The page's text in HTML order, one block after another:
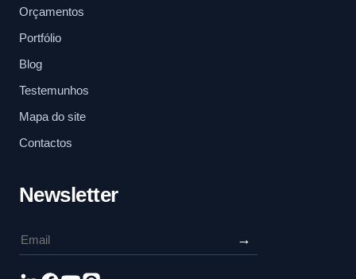
Orçamentos
Portfólio
Blog
Testemunhos
Mapa do site
Contactos
Newsletter
→